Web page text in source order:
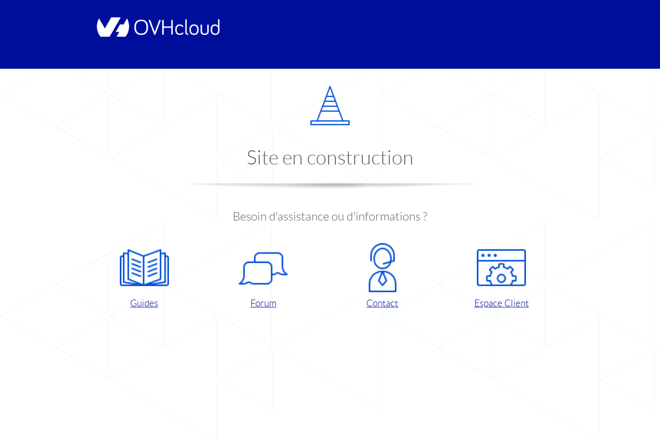
Site en construction
Besoin d'assistance ou d'informations ?
Guides Forum Contact Espace Client